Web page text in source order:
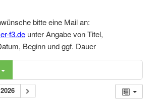
bitte eine Mail an:
f3.de unter Angabe von Titel,
Beginn und ggf. Dauer